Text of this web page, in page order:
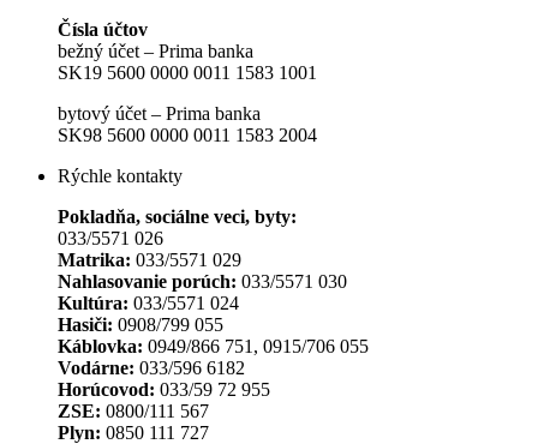
Čísla účtov
bežný účet – Prima banka
SK19 5600 0000 0011 1583 1001
bytový účet – Prima banka
SK98 5600 0000 0011 1583 2004
Rýchle kontakty
Pokladňa, sociálne veci, byty:
033/5571 026
Matrika: 033/5571 029
Nahlasovanie porúch: 033/5571 030
Kultúra: 033/5571 024
Hasiči: 0908/799 055
Káblovka: 0949/866 751, 0915/706 055
Vodárne: 033/596 6182
Horúcovod: 033/59 72 955
ZSE: 0800/111 567
Plyn: 0850 111 727